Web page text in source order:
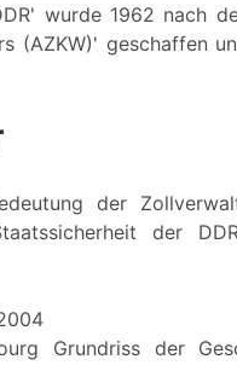
wurde 1962 nach
(AZKW)' geschaffen
der
der
Grundriss der